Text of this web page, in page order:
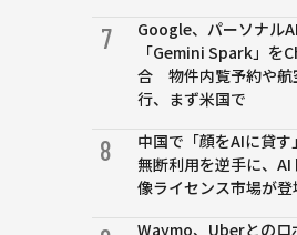
7
Google、パーソナル
「Gemini Spark」を
合 物件内覧予約や航
行、まず米国で
8
中国で「顔をAIに貸
無断利用を逆手に、AI
像ライセンス市場が登
Waymo、Uberとのロ